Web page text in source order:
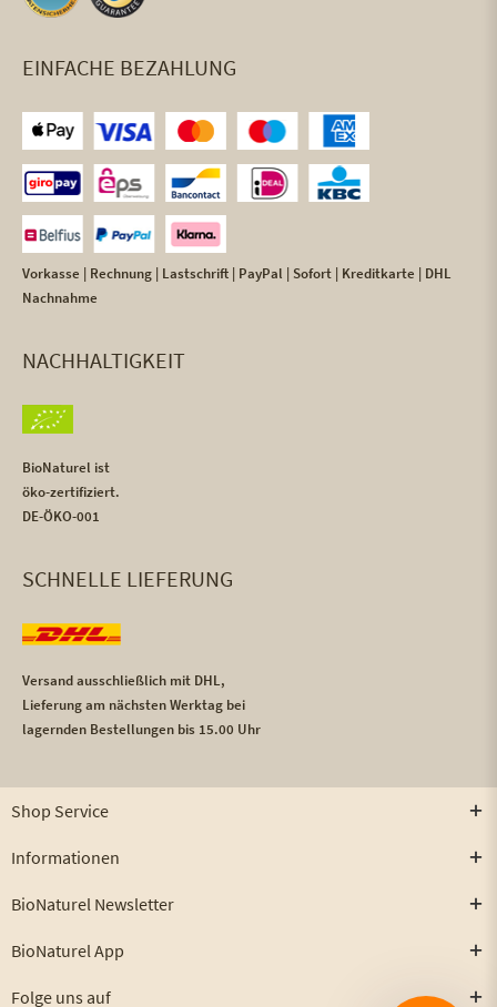
EINFACHE BEZAHLUNG
Vorkasse | Rechnung | Lastschrift | PayPal | Sofort | Kreditkarte | DHL
Nachnahme
NACHHALTIGKEIT
BioNaturel ist
öko-zertifiziert.
DE-ÖKO-001
SCHNELLE LIEFERUNG
Versand ausschließlich mit DHL,
Lieferung am nächsten Werktag bei
lagernden Bestellungen bis 15.00 Uhr
Shop Service
Informationen
BioNaturel Newsletter
BioNaturel App
Folge uns auf